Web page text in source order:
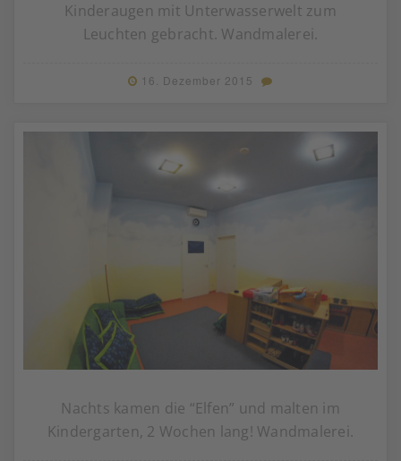
Kinderaugen mit Unterwasserwelt zum
Leuchten gebracht. Wandmalerei.
16. Dezember 2015
Nachts kamen die “Elfen” und malten im
Kindergarten, 2 Wochen lang! Wandmalerei.